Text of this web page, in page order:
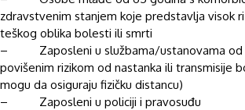
zdravstvenim stanjem koje predstavlja visok
teškog oblika bolesti ili smrti
– Zaposleni u službama/ustanovama od
povišenim rizikom od nastanka ili transmisije
mogu da osiguraju fizičku distancu)
– Zaposleni u policiji i pravosuđu